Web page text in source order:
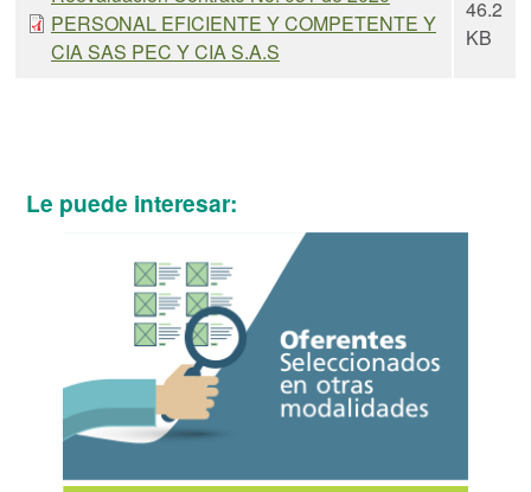
PERSONAL EFICIENTE Y COMPETENTE Y
CIA SAS PEC Y CIA S.A.S
46.2
KB
Le puede interesar: